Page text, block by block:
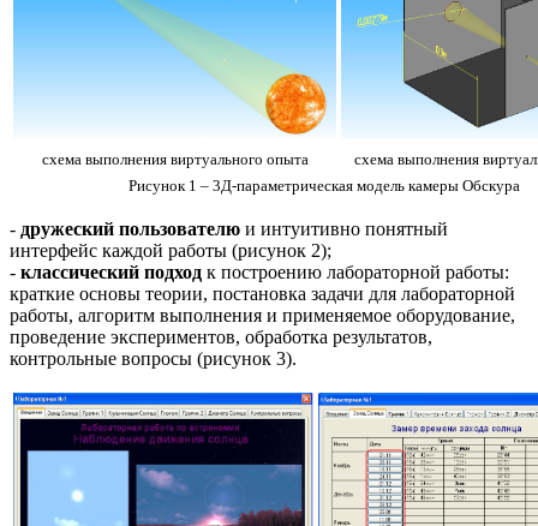
схема выполнения виртуального опыта
схема выполнения
Рисунок 1 – 3Д-параметрическая модель камеры Обскура
- дружеский пользователю и интуитивно понятный
интерфейс каждой работы (рисунок 2);
- классический подход к построению лабораторной работы:
краткие основы теории, постановка задачи для лабораторной
работы, алгоритм выполнения и применяемое оборудование,
проведение экспериментов, обработка результатов,
контрольные вопросы (рисунок 3).